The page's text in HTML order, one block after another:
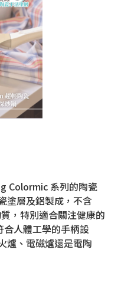
Colormic 系列的陶瓷
塗層及鋁製成，不含
，特別適合關注健康的
人體工學的手柄設
爐、電磁爐還是電陶